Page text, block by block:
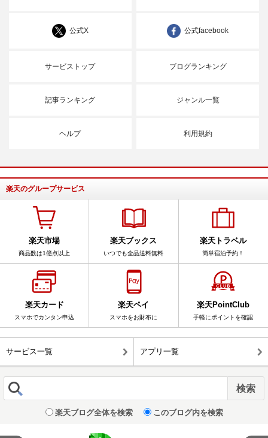
公式X 公式facebook
サービストップ ブログランキング
記事ランキング ジャンル一覧
ヘルプ 利用規約
楽天のグループサービス
楽天市場
商品数は1億点以上
楽天ブックス
いつでも全品送料無料
楽天トラベル
簡単宿泊予約！
楽天カード
スマホでカンタン申込
楽天ペイ
スマホをお財布に
楽天PointClub
手軽にポイントを確認
サービス一覧 アプリ一覧
楽天ブログ全体を検索 このブログ内を検索